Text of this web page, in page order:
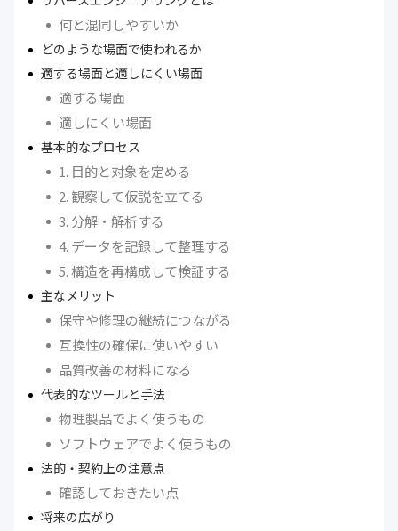
何と混同しやすいか
どのような場面で使われるか
適する場面と適しにくい場面
適する場面
適しにくい場面
基本的なプロセス
1. 目的と対象を定める
2. 観察して仮説を立てる
3. 分解・解析する
4. データを記録して整理する
5. 構造を再構成して検証する
主なメリット
保守や修理の継続につながる
互換性の確保に使いやすい
品質改善の材料になる
代表的なツールと手法
物理製品でよく使うもの
ソフトウェアでよく使うもの
法的・契約上の注意点
確認しておきたい点
将来の広がり